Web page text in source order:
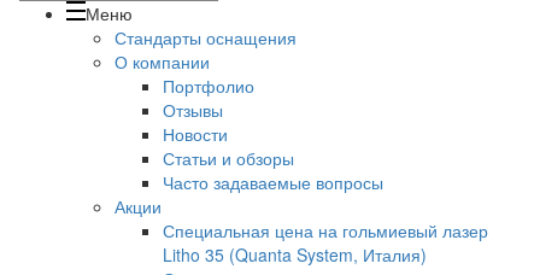
Меню
Стандарты оснащения
О компании
Портфолио
Отзывы
Новости
Статьи и обзоры
Часто задаваемые вопросы
Акции
Специальная цена на гольмиевый лазер
Litho 35 (Quanta System, Италия)